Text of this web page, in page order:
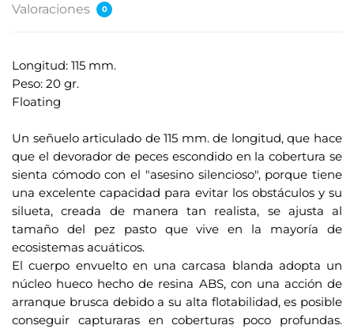
Valoraciones 0
Longitud: 115 mm.
Peso: 20 gr.
Floating
Un señuelo articulado de 115 mm. de longitud, que hace
que el devorador de peces escondido en la cobertura se
sienta cómodo con el "asesino silencioso", porque tiene
una excelente capacidad para evitar los obstáculos y su
silueta, creada de manera tan realista, se ajusta al
tamaño del pez pasto que vive en la mayoría de
ecosistemas acuáticos.
El cuerpo envuelto en una carcasa blanda adopta un
núcleo hueco hecho de resina ABS, con una acción de
arranque brusca debido a su alta flotabilidad, es posible
conseguir capturaras en coberturas poco profundas.